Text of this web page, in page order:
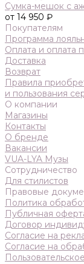
Сумка-мешок с
от 14 950 ₽
Покупателям
Программа
Оплата и оплата
Доставка
Возврат
Правила
и пользования
О компании
Магазины
Контакты
О бренде
Вакансии
VUA-LYA Музы
Сотрудничество
Для стилистов
Правовые
Политика
Публичная
Договор
Согласие на
Согласие на